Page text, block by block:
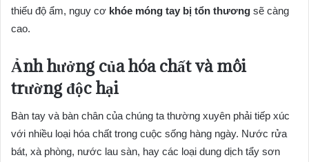
thiếu độ ẩm, nguy cơ khóe móng tay bị tổn thương sẽ càng
cao.
Ảnh hưởng của hóa chất và môi
trường độc hại
Bàn tay và bàn chân của chúng ta thường xuyên phải tiếp xúc
với nhiều loại hóa chất trong cuộc sống hàng ngày. Nước rửa
bát, xà phòng, nước lau sàn, hay các loại dung dịch tẩy sơn